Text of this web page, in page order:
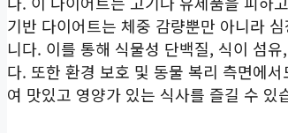
기반 다이어트는 체중 감량뿐만 아니라
니다. 이를 통해 식물성 단백질, 식이 섬
다. 또한 환경 보호 및 동물 복리 측면에
여 맛있고 영양가 있는 식사를 즐길 수 있